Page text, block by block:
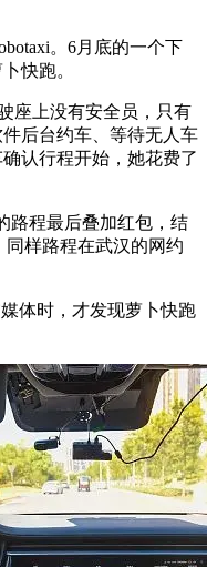
。6月底的一个下
快跑。
座上没有安全员，只有
后台约车、等待无人车
认行程开始，她花费了
路程最后叠加红包，结
样路程在武汉的网约
体时，才发现萝卜快跑